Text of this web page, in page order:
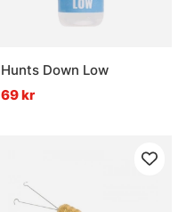
Hunts Down Low
69 kr